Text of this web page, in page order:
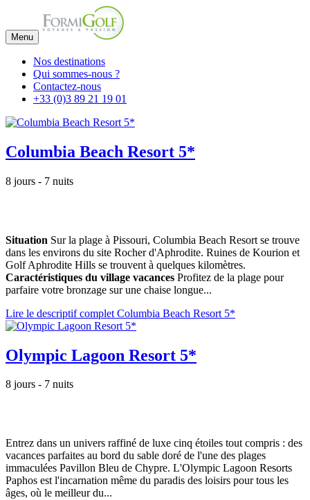
Menu
Nos destinations
Qui sommes-nous ?
Contactez-nous
+33 (0)3 89 21 19 01
Columbia Beach Resort 5*
8 jours - 7 nuits
Situation Sur la plage à Pissouri, Columbia Beach Resort se trouve
dans les environs du site Rocher d'Aphrodite. Ruines de Kourion et
Golf Aphrodite Hills se trouvent à quelques kilomètres.
Caractéristiques du village vacances Profitez de la plage pour
parfaire votre bronzage sur une chaise longue...
Lire le descriptif complet Columbia Beach Resort 5*
Olympic Lagoon Resort 5*
8 jours - 7 nuits
Entrez dans un univers raffiné de luxe cinq étoiles tout compris : des
vacances parfaites au bord du sable doré de l'une des plages
immaculées Pavillon Bleu de Chypre. L'Olympic Lagoon Resorts
Paphos est l'incarnation même du paradis des loisirs pour tous les
âges, où le meilleur du...